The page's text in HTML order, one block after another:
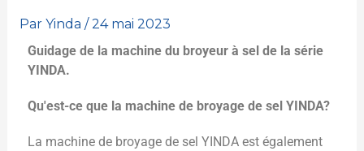
Par Yinda /24 mai 2023
Guidage de la machine du broyeur à sel de la série
YINDA.
Qu'est-ce que la machine de broyage de sel YINDA?
La machine de broyage de sel YINDA est également